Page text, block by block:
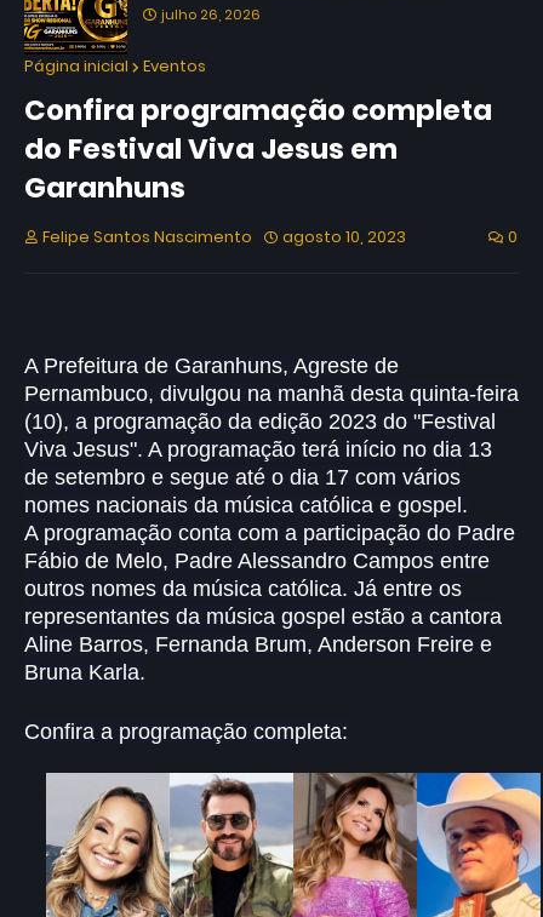
julho 26, 2026
Página inicial Eventos
Confira programação completa
do Festival Viva Jesus em
Garanhuns
Felipe Santos Nascimento agosto 10, 2023 0
A Prefeitura de Garanhuns, Agreste de
Pernambuco, divulgou na manhã desta quinta-feira
(10), a programação da edição 2023 do "Festival
Viva Jesus". A programação terá início no dia 13
de setembro e segue até o dia 17 com vários
nomes nacionais da música católica e gospel.
A programação conta com a participação do Padre
Fábio de Melo, Padre Alessandro Campos entre
outros nomes da música católica. Já entre os
representantes da música gospel estão a cantora
Aline Barros, Fernanda Brum, Anderson Freire e
Bruna Karla.
Confira a programação completa: